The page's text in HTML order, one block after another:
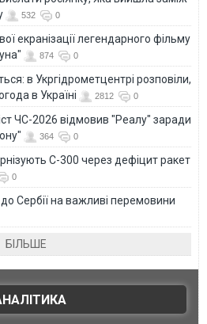
532 0
екранізації легендарного фільму
874 0
в Укргідрометцентрі розповіли,
в Україні
2812 0
ЧС-2026 відмовив "Реалу" заради
364 0
С-300 через дефіцит ракет
0
Сербії на важливі перемовини
БІЛЬШЕ